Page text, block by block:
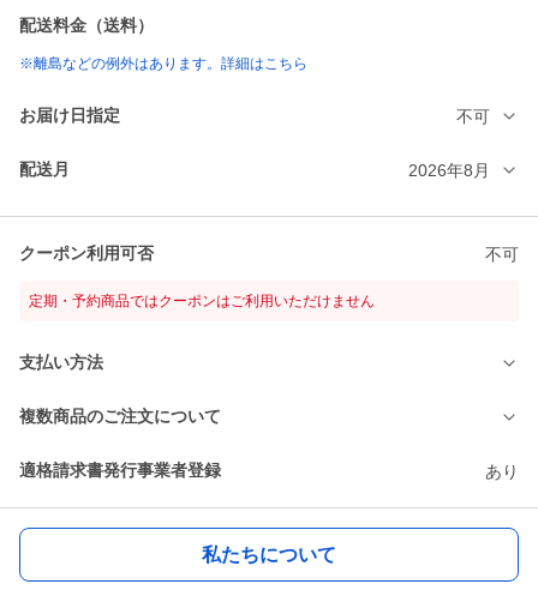
配送料金（送料）
※離島などの例外はあります。詳細はこちら
お届け日指定 不可
配送月 2026年8月
クーポン利用可否 不可
定期・予約商品ではクーポンはご利用いただけません
支払い方法
複数商品のご注文について
適格請求書発行事業者登録 あり
私たちについて